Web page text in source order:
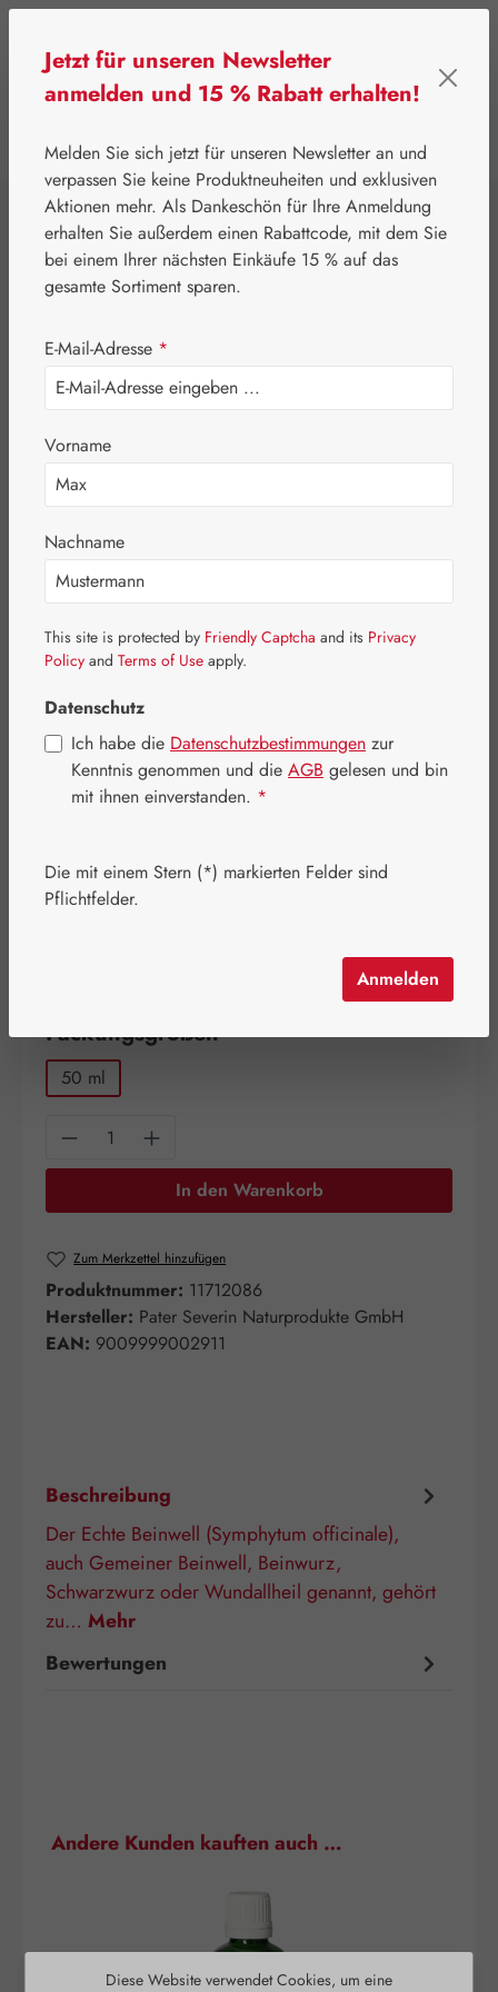
Pater Severin Naturprodukte Schönheit & Pflege
Beinwell Spray
Bildergalerie überspringen
17,40 €
Inhalt: 0.05 Liter (348,00 € / 1 Liter)
Preise inkl. MwSt. zzgl. Versandkosten
Packungsgrößenauswählen
50 ml
Produkt Anzahl: Gib den gewünschten
In den Warenkorb
Zum Merkzettel hinzufügen
Produktnummer: 11712086
Hersteller: Pater Severin Naturprodukte GmbH
EAN: 9009999002911
Beschreibung
Der Echte Beinwell (Symphytum officinale),
auch Gemeiner Beinwell, Beinwurz,
Schwarzwurz oder Wundallheil genannt, gehört
zu… Mehr
Bewertungen
Produktgalerie überspringen
Andere Kunden kauften auch …
Diese Website verwendet Cookies, um eine
Jetzt für unseren Newsletter
anmelden und 15 % Rabatt erhalten!
Melden Sie sich jetzt für unseren Newsletter an und
verpassen Sie keine Produktneuheiten und exklusiven
Aktionen mehr. Als Dankeschön für Ihre Anmeldung
erhalten Sie außerdem einen Rabattcode, mit dem Sie
bei einem Ihrer nächsten Einkäufe 15 % auf das
gesamte Sortiment sparen.
E-Mail-Adresse *
Vorname
Nachname
This site is protected by Friendly Captcha and its Privacy
Policy and Terms of Use apply.
Datenschutz
Ich habe die Datenschutzbestimmungen zur
Kenntnis genommen und die AGB gelesen und bin
mit ihnen einverstanden. *
Die mit einem Stern (*) markierten Felder sind
Pflichtfelder.
Anmelden